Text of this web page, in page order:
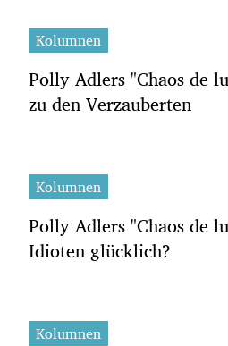
Kolumnen
Polly Adlers "Chaos de
zu den Verzauberten
Kolumnen
Polly Adlers "Chaos de
Idioten glücklich?
Kolumnen